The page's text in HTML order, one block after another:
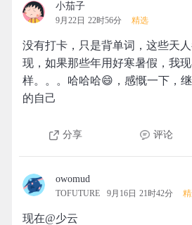
小茄子
9月22日 22时56分 精选
没有打卡，只是背单词，这些天
现，如果那些年用好寒暑假，我
样。。。哈哈哈😄，感慨一下，
的自己
分享 评论
owomud
TOFUTURE 9月16日 21时42分
现在@少云